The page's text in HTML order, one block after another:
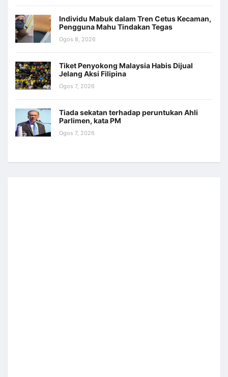
Individu Mabuk dalam Tren Cetus Kecaman,
Pengguna Mahu Tindakan Tegas
Ogos 8, 2026
Tiket Penyokong Malaysia Habis Dijual
Jelang Aksi Filipina
Ogos 7, 2026
Tiada sekatan terhadap peruntukan Ahli
Parlimen, kata PM
Ogos 7, 2026